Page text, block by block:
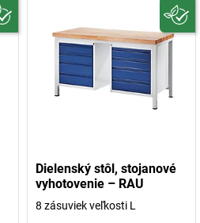
Dielenský stôl, stojanové
vyhotovenie – RAU
8 zásuviek veľkosti L